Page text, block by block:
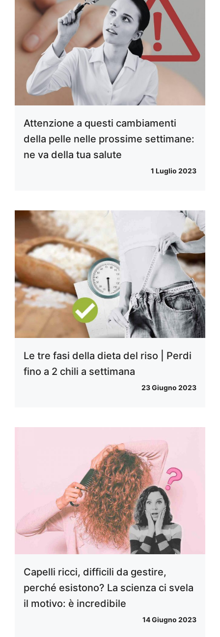
Attenzione a questi cambiamenti
della pelle nelle prossime settimane:
ne va della tua salute
1 Luglio 2023
Le tre fasi della dieta del riso | Perdi
fino a 2 chili a settimana
23 Giugno 2023
Capelli ricci, difficili da gestire,
perché esistono? La scienza ci svela
il motivo: è incredibile
14 Giugno 2023